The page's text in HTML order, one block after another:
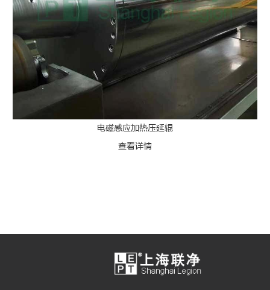
电磁感应加热压延辊
查看详情